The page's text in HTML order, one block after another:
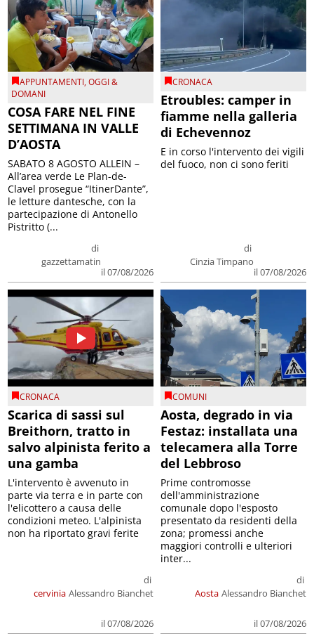
APPUNTAMENTI,OGGI &
DOMANI
COSA FARE NEL FINE
SETTIMANA IN VALLE
D’AOSTA
di
gazzettamatin
il 07/08/2026
SABATO 8 AGOSTO ALLEIN –
All’area verde Le Plan-de-
Clavel prosegue “ItinerDante”,
le letture dantesche, con la
partecipazione di Antonello
Pistritto (...
CRONACA
Etroubles: camper in
fiamme nella galleria
di Echevennoz
di
Cinzia Timpano
il 07/08/2026
E in corso l'intervento dei vigili
del fuoco, non ci sono feriti
CRONACA
Scarica di sassi sul
Breithorn, tratto in
salvo alpinista ferito a
una gamba
cervinia
di
Alessandro Bianchet
il 07/08/2026
L'intervento è avvenuto in
parte via terra e in parte con
l'elicottero a causa delle
condizioni meteo. L'alpinista
non ha riportato gravi ferite
COMUNI
Aosta, degrado in via
Festaz: installata una
telecamera alla Torre
del Lebbroso
Aosta
di
Alessandro Bianchet
il 07/08/2026
Prime contromosse
dell'amministrazione
comunale dopo l'esposto
presentato da residenti della
zona; promessi anche
maggiori controlli e ulteriori
inter...